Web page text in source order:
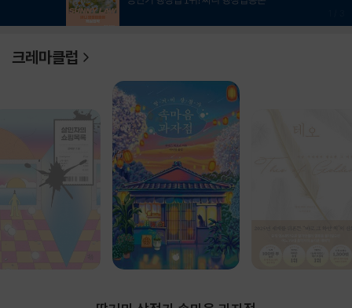
크레마클럽